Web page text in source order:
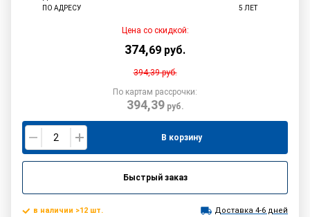
ПО АДРЕСУ
5 ЛЕТ
Цена со скидкой:
374,69 руб.
394,39руб.
По картам рассрочки:
394,39руб.
В корзину
Быстрый заказ
в наличии >12 шт. Доставка 4-6 дней